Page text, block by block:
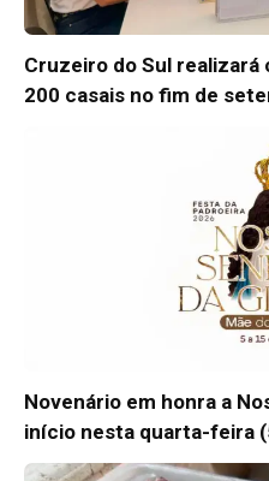
Cruzeiro do Sul
200 casais no fim de
Novenário em honra a
início nesta quarta-feira